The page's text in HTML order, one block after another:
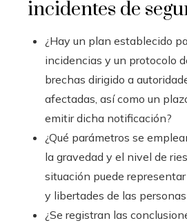
incidentes de
¿Hay un plan establecido
incidencias y un protocolo
brechas dirigido a
afectadas, así como un
emitir dicha notificación?
¿Qué parámetros se
la gravedad y el nivel de
situación puede
y libertades de las
¿Se registran las